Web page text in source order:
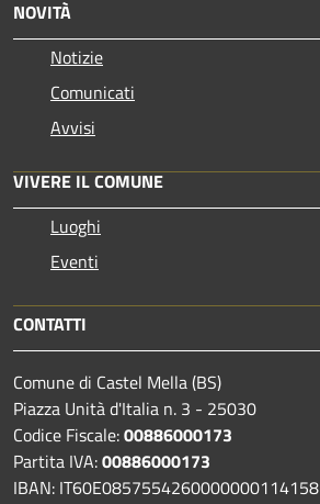
NOVITÀ
Notizie
Comunicati
Avvisi
VIVERE IL COMUNE
Luoghi
Eventi
CONTATTI
Comune di Castel Mella (BS)
Piazza Unità d'Italia n. 3 - 25030
Codice Fiscale:00886000173
Partita IVA:00886000173
IBAN: IT60E0857554260000000114158